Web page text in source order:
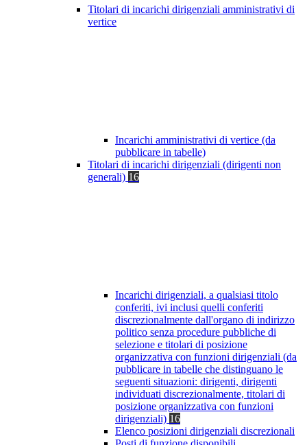
Titolari di incarichi dirigenziali amministrativi di
vertice
Incarichi amministrativi di vertice (da
pubblicare in tabelle)
Titolari di incarichi dirigenziali (dirigenti non
generali) 16
Incarichi dirigenziali, a qualsiasi titolo
conferiti, ivi inclusi quelli conferiti
discrezionalmente dall'organo di indirizzo
politico senza procedure pubbliche di
selezione e titolari di posizione
organizzativa con funzioni dirigenziali (da
pubblicare in tabelle che distinguano le
seguenti situazioni: dirigenti, dirigenti
individuati discrezionalmente, titolari di
posizione organizzativa con funzioni
dirigenziali) 16
Elenco posizioni dirigenziali discrezionali